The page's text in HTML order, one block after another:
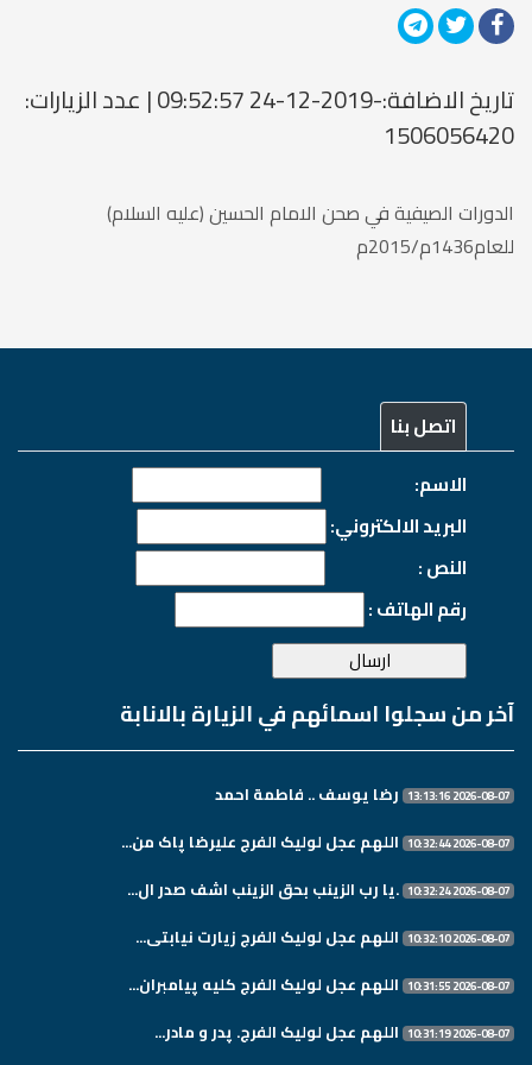
تاريخ الاضافة:-2019-12-24 09:52:57 | عدد الزيارات:
1506056420
الدورات الصيفية في صحن الامام الحسين (عليه السلام)
للعام1436م/2015م
اتصل بنا
الاسم:
البريد الالكتروني:
النص :
رقم الهاتف :
آخر من سجلوا اسمائهم في الزيارة بالانابة
2026-08-07 13:13:16 رضا يوسف .. فاطمة احمد
2026-08-07 10:32:44 اللهم عجل لولیک الفرج علیرضا پاک من...
2026-08-07 10:32:24 .یا رب الزینب بحق الزینب اشف صدر ال...
2026-08-07 10:32:10 اللهم عجل لولیک الفرج زیارت نیابتی...
2026-08-07 10:31:55 اللهم عجل لولیک الفرج کلیه پیامبران...
2026-08-07 10:31:19 اللهم عجل لولیک الفرج. پدر و مادر...